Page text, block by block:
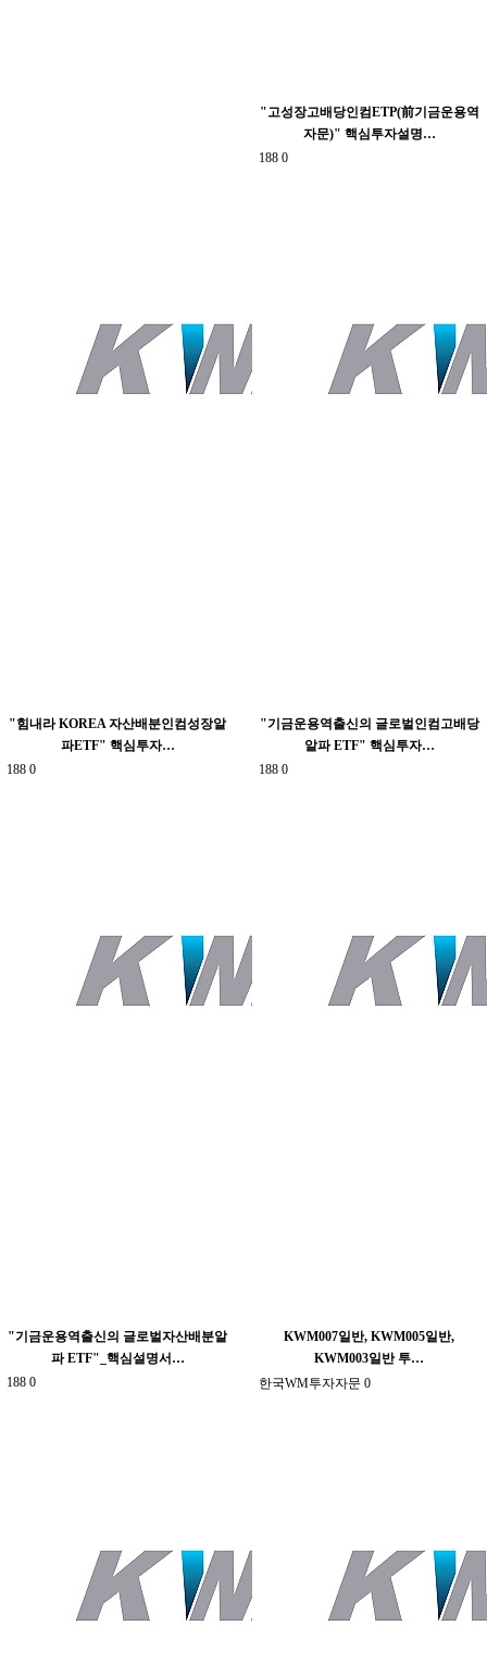
"고성장고배당인컴ETP(前기금운용역
자문)" 핵심투자설명…
188 0
"힘내라 KOREA 자산배분인컴성장알
파ETF" 핵심투자…
188 0
"기금운용역출신의 글로벌인컴고배당
알파 ETF" 핵심투자…
188 0
"기금운용역출신의 글로벌자산배분알
파 ETF"_핵심설명서…
188 0
KWM007일반, KWM005일반,
KWM003일반 투…
한국WM투자자문 0